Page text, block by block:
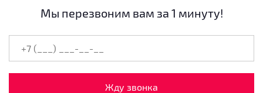
все этажи
Мы перезвоним вам за 1 минуту!
Жду звонка